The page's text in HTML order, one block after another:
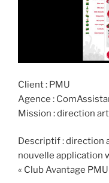
Client : PMU
Agence :
Mission : direction
Descriptif : direction
nouvelle application
« Club Avantage PMU